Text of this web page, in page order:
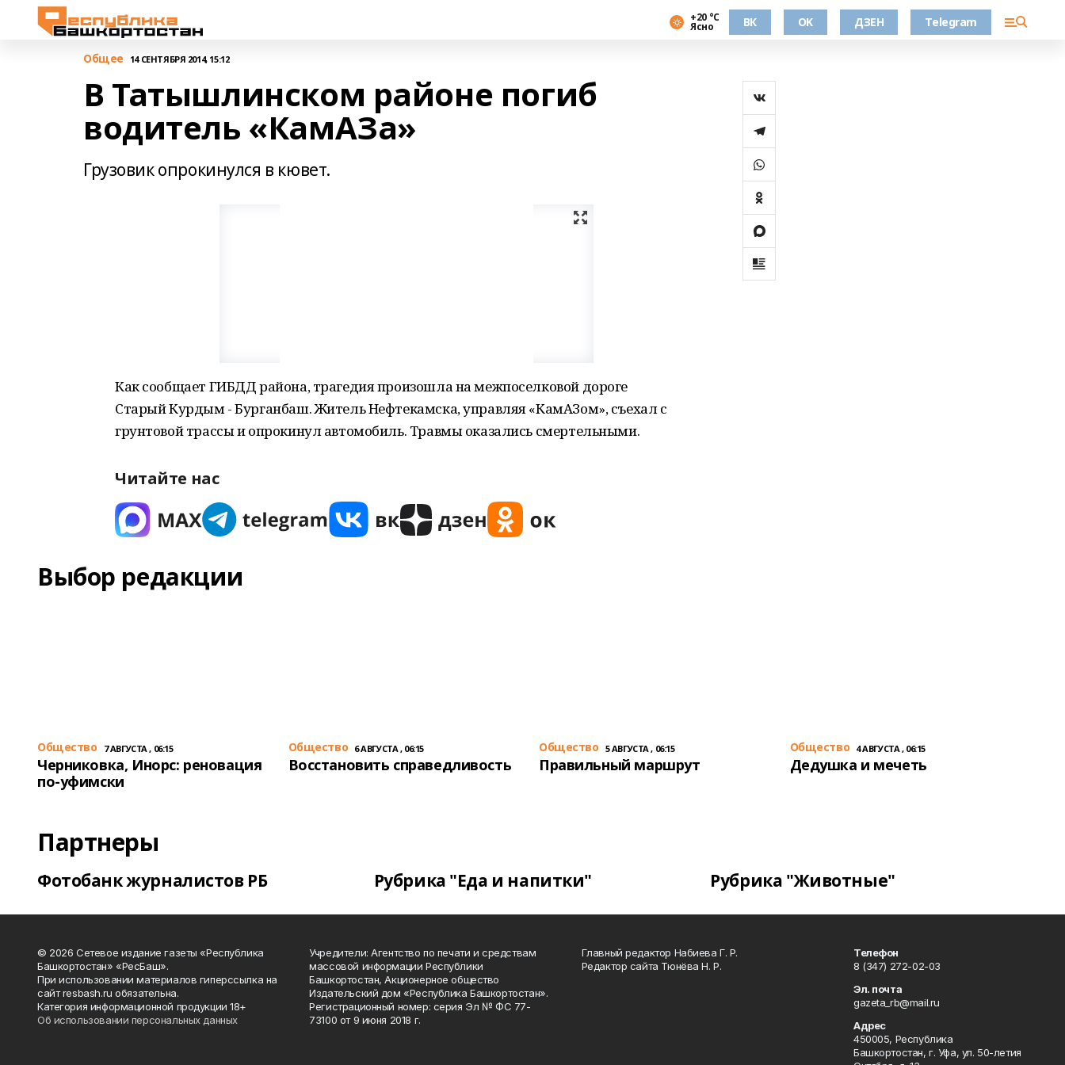
+20 °С
Ясно ВК OK ДЗЕН Telegram
Общее 14 СЕНТЯБРЯ 2014, 15:12
В Татышлинском районе погиб
водитель «КамАЗа»
Грузовик опрокинулся в кювет.
Как сообщает ГИБДД района, трагедия произошла на межпоселковой дороге
Старый Курдым - Бурганбаш. Житель Нефтекамска, управляя «КамАЗом», съехал с
грунтовой трассы и опрокинул автомобиль. Травмы оказались смертельными.
Читайте нас
Выбор редакции
Общество 7 АВГУСТА , 06:15
Черниковка, Инорс: реновация
по-уфимски
Общество 6 АВГУСТА , 06:15
Восстановить справедливость
Общество 5 АВГУСТА , 06:15
Правильный маршрут
Общество 4 АВГУСТА , 06:15
Дедушка и мечеть
Партнеры
Фотобанк журналистов РБ Рубрика "Еда и напитки" Рубрика "Животные"
© 2026 Сетевое издание газеты «Республика
Башкортостан» «РесБаш».
При использовании материалов гиперссылка на
сайт resbash.ru обязательна.
Категория информационной продукции 18+
Об использовании персональных данных
Учредители: Агентство по печати и средствам
массовой информации Республики
Башкортостан, Акционерное общество
Издательский дом «Республика Башкортостан».
Регистрационный номер: серия Эл № ФС 77-
73100 от 9 июня 2018 г.
Главный редактор Набиева Г. Р.
Редактор сайта Тюнёва Н. Р.
Телефон
8 (347) 272-02-03
Эл. почта
gazeta_rb@mail.ru
Адрес
450005, Республика
Башкортостан, г. Уфа, ул. 50-летия